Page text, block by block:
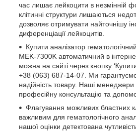
час лишає лейкоцити в незмінній
клітинні структури лишаються
дозволяє отримувати найточнішу
диференціації лейкоцитів.
Купити аналізатор
MEK-7300K автоматичний в
можна на сайті через кнопку
+38 (063) 687-14-07. Ми гарантуємо
надійність товару. Наші
професійну консультацію та
Флагування можливих бластних
важливим для гематологічного
нашої оцінки детектована